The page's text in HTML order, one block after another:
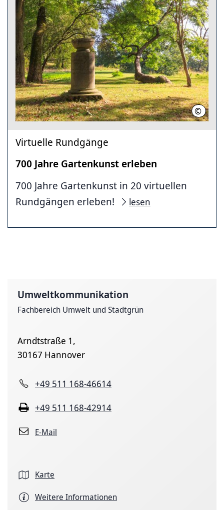
© Lars
Virtuelle Rundgänge
700 Jahre Gartenkunst erleben
700 Jahre Gartenkunst in 20 virtuellen
Rundgängen erleben!
lesen
Umweltkommunikation
Fachbereich Umwelt und Stadtgrün
Arndtstraße 1,
30167 Hannover
+49 511 168-46614
+49 511 168-42914
E-Mail
Karte
Weitere Informationen